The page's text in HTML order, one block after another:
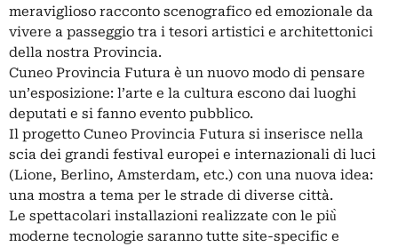
meraviglioso racconto scenografico ed emozionale da
vivere a passeggio tra i tesori artistici e architettonici
della nostra Provincia.
Cuneo Provincia Futura è un nuovo modo di pensare
un’esposizione: l’arte e la cultura escono dai luoghi
deputati e si fanno evento pubblico.
Il progetto Cuneo Provincia Futura si inserisce nella
scia dei grandi festival europei e internazionali di luci
(Lione, Berlino, Amsterdam, etc.) con una nuova idea:
una mostra a tema per le strade di diverse città.
Le spettacolari installazioni realizzate con le più̀
moderne tecnologie saranno tutte site-specific e